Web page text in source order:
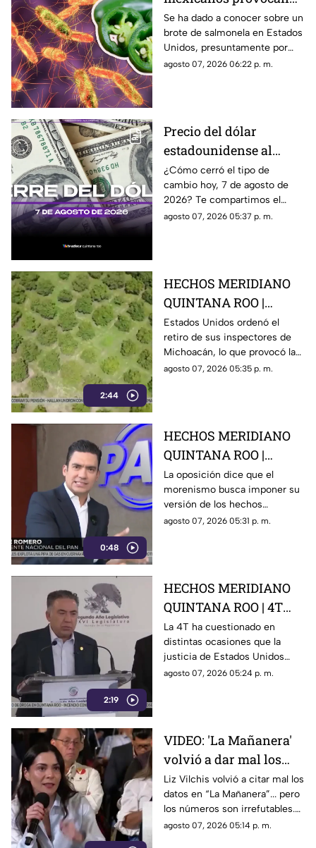
brote de salmonela en
Estados Unidos? Esto
debes saber
Se ha dado a conocer sobre un
brote de salmonela en Estados
Unidos, presuntamente por
chiles jalapeños mexicanos,
agosto 07, 2026 06:22 p. m.
Precio del dólar
estadounidense al
CIERRE de HOY, viernes
7 de agosto de 2026, en
Cancún
¿Cómo cerró el tipo de
cambio hoy, 7 de agosto de
2026? Te compartimos el
precio del dólar al cierre de
agosto 07, 2026 05:37 p. m.
2:44
HECHOS MERIDIANO
QUINTANA ROO |
E.E.U.U retira a sus
inspectores en
Michoacán y provocá
la suspensión de
Estados Unidos ordenó el
retiro de sus inspectores de
Michoacán, lo que provocó la
suspensión de las
agosto 07, 2026 05:35 p. m.
0:48
HECHOS MERIDIANO
QUINTANA ROO |
Oposición señala que el
morenismo quiere
imponer su versión de
los hechos usando la
La oposición dice que el
morenismo busca imponer su
versión de los hechos
mediante la censura, callar los
agosto 07, 2026 05:31 p. m.
2:19
HECHOS MERIDIANO
QUINTANA ROO | 4T
sigue cuestionando los
señalamientos de
E.E.U.U contra
narc0polít1c0s como
La 4T ha cuestionado en
distintas ocasiones que la
justicia de Estados Unidos
proceda contra presuntos
Rocha Moya, Enrique Inzunza y
otros funcionarios morenistas.
agosto 07, 2026 05:24 p. m.
VIDEO: 'La Mañanera'
volvió a dar mal los
datos: TV Azteca es el
medio tradicional con
mayor alcance y
credibilidad de México
Liz Vilchis volvió a citar mal los
datos en “La Mañanera”... pero
los números son irrefutables.
El estudio internacional de
agosto 07, 2026 05:14 p. m.